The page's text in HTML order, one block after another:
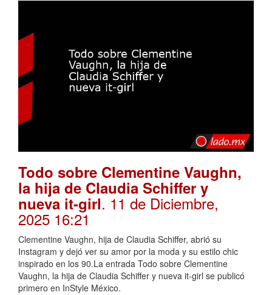
Todo sobre Clementine Vaughn,
la hija de Claudia Schiffer y
nueva it-girl. 11 de Diciembre,
2025 16:21
Clementine Vaughn, hija de Claudia Schiffer, abrió su
Instagram y dejó ver su amor por la moda y su estilo chic
inspirado en los 90.La entrada Todo sobre Clementine
Vaughn, la hija de Claudia Schiffer y nueva it-girl se publicó
primero en InStyle México.